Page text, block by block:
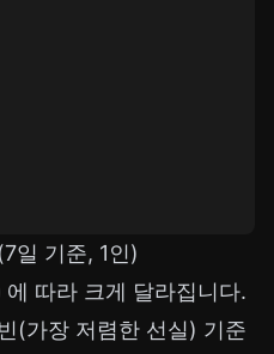
일 기준, 1인)
에 따라 크게 달라집니다.
(가장 저렴한 선실) 기준